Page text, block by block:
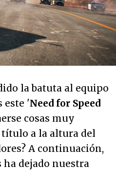
la batuta al equipo
este 'Need for Speed
cosas muy
título a la altura del
A continuación,
ha dejado nuestra